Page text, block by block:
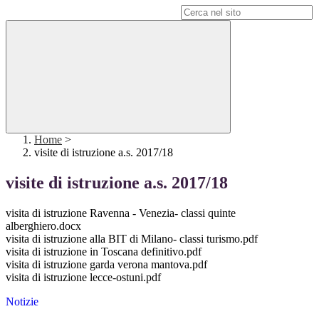
Home >
visite di istruzione a.s. 2017/18
visite di istruzione a.s. 2017/18
visita di istruzione Ravenna - Venezia- classi quinte
alberghiero.docx
visita di istruzione alla BIT di Milano- classi turismo.pdf
visita di istruzione in Toscana definitivo.pdf
visita di istruzione garda verona mantova.pdf
visita di istruzione lecce-ostuni.pdf
Notizie